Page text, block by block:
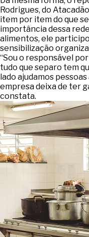
Rodrigues, do
item por item do que
importância dessa
alimentos, ele
sensibilização
“Sou o responsável
tudo que separo tem
lado ajudamos
empresa deixa de ter
constata.